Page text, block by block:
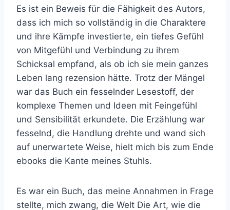
Es ist ein Beweis für die Fähigkeit des Autors,
dass ich mich so vollständig in die Charaktere
und ihre Kämpfe investierte, ein tiefes Gefühl
von Mitgefühl und Verbindung zu ihrem
Schicksal empfand, als ob ich sie mein ganzes
Leben lang rezension hätte. Trotz der Mängel
war das Buch ein fesselnder Lesestoff, der
komplexe Themen und Ideen mit Feingefühl
und Sensibilität erkundete. Die Erzählung war
fesselnd, die Handlung drehte und wand sich
auf unerwartete Weise, hielt mich bis zum Ende
ebooks die Kante meines Stuhls.
Es war ein Buch, das meine Annahmen in Frage
stellte, mich zwang, die Welt Die Art, wie die